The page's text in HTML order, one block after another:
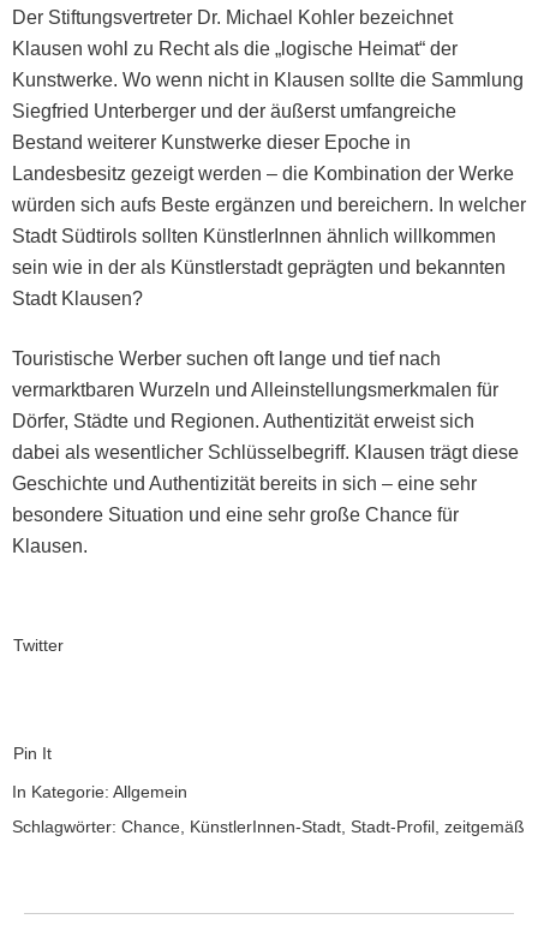
Der Stiftungsvertreter Dr. Michael Kohler beze­ich­net
Klausen wohl zu Recht als die „logis­che Heimat“ der
Kunst­werke. Wo wenn nicht in Klausen sollte die Samm­lung
Siegfried Unter­berg­er und der äußerst umfan­gre­iche
Bestand weit­er­er Kunst­werke dieser Epoche in
Lan­des­be­sitz gezeigt wer­den – die Kom­bi­na­tion der Werke
wür­den sich aufs Beste ergänzen und bere­ich­ern. In welch­er
Stadt Südtirols soll­ten Kün­st­lerIn­nen ähn­lich willkom­men
sein wie in der als Kün­stler­stadt geprägten und bekan­nten
Stadt Klausen?
Touris­tis­che Wer­ber suchen oft lange und tief nach
ver­mark­t­baren Wurzeln und Alle­in­stel­lungsmerk­malen für
Dör­fer, Städte und Regio­nen. Authen­tiz­ität erweist sich
dabei als wesentlich­er Schlüs­sel­be­griff. Klausen trägt diese
Geschichte und Authen­tiz­ität bere­its in sich – eine sehr
beson­dere Sit­u­a­tion und eine sehr große Chance für
Klausen.
Twitter
Pin It
In Kategorie: Allgemein
Schlagwörter: Chance KünstlerInnen-Stadt Stadt-Profil zeitgemäß